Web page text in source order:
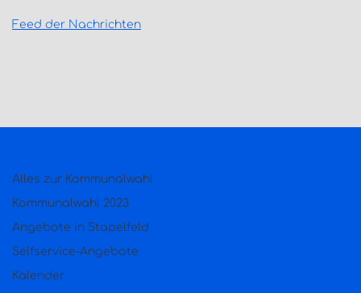
Feed der Nachrichten
Alles zur Kommunalwahl
Kommunalwahl 2023
Angebote in Stapelfeld
Selfservice-Angebote
Kalender